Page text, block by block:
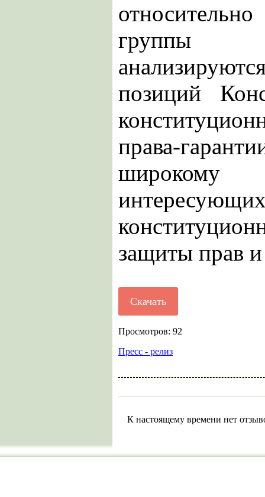
группы
позиций
права-
широкому
защиты прав
Скачать
Просмотров: 92
Пресс - релиз
К настоящему времени нет